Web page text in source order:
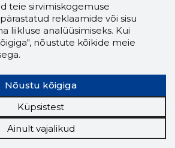
keskküte
katlamajad
kortermajad
küttesüsteemide ehitus
teie sirvimiskogemuse
reklaamide või sisu
liikluse analüüsimiseks. Kui
nõustute kõikide meie
Nõustu kõigiga
Küpsistest
Ainult vajalikud